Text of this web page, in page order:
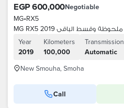
EGP 600,000Negotiable
MG•RX5
Year
2019
Kilometers
100,000
Transmission
Automatic
New Smouha, Smoha
Call